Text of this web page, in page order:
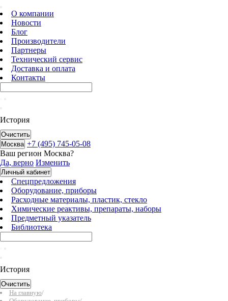
О компании
Новости
Блог
Производители
Партнеры
Технический сервис
Доставка и оплата
Контакты
История
Очистить
Москва +7 (495) 745-05-08
Ваш регион Москва?
Да, верно Изменить
Личный кабинет
Спецпредложения
Оборудование, приборы
Расходные материалы, пластик, стекло
Химические реактивы, препараты, наборы
Предметный указатель
Библиотека
История
Очистить
На главную/